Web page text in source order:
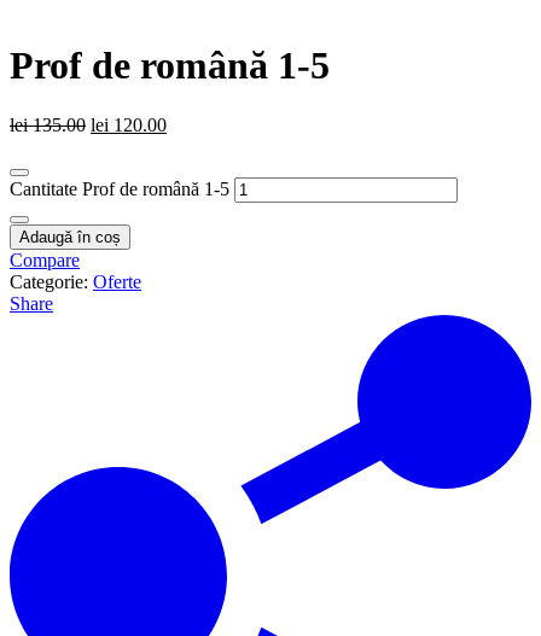
Prof de română 1-5
lei135.00 lei 120.00
Cantitate Prof de română 1-5
Adaugă în coș
Compare
Categorie: Oferte
Share